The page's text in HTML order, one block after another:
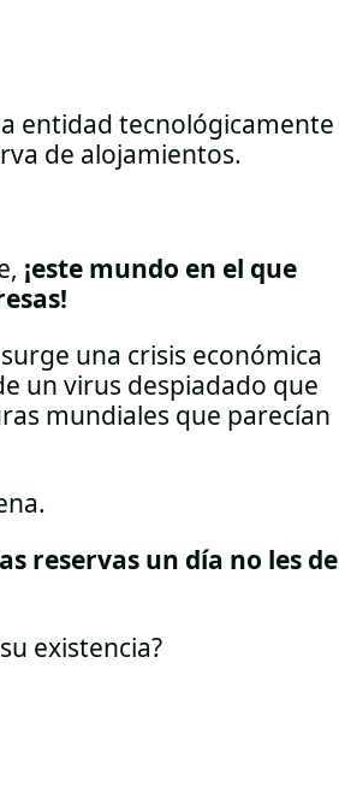
entidad tecnológicamente
de alojamientos.
¡este mundo en el que
una crisis económica
un virus despiadado que
mundiales que parecían
reservas un día no les de
existencia?